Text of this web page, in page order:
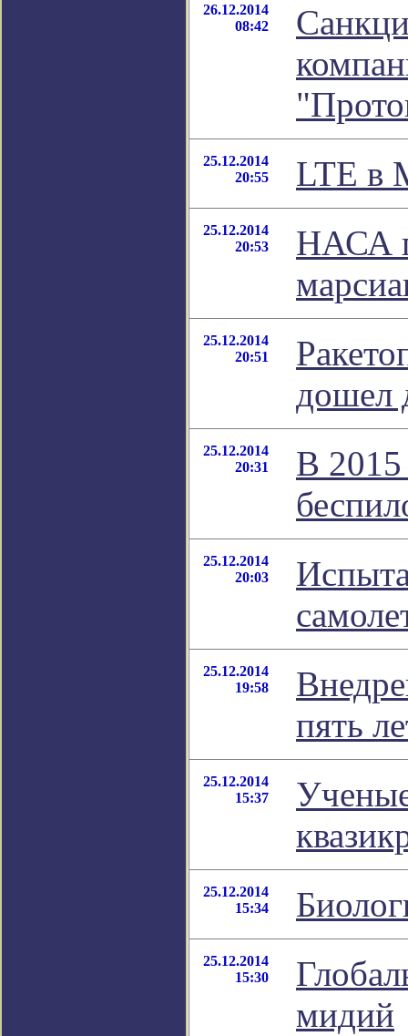
26.12.2014
08:42
25.12.2014
20:55
LTE в
25.12.2014
20:53
НАСА
25.12.2014
20:51
дошел
25.12.2014
20:31
В 2015
25.12.2014
20:03
25.12.2014
19:58
пять
25.12.2014
15:37
25.12.2014
15:34
25.12.2014
15:30
мидий